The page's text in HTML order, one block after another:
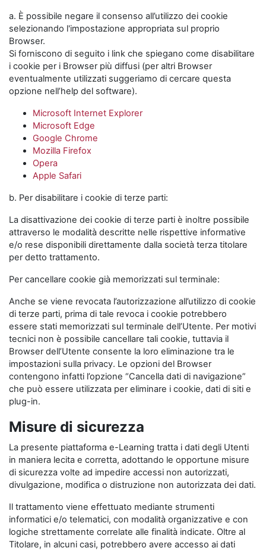
a. È possibile negare il consenso all’utilizzo dei cookie
selezionando l'impostazione appropriata sul proprio
Browser.
Si forniscono di seguito i link che spiegano come disabilitare
i cookie per i Browser più diffusi (per altri Browser
eventualmente utilizzati suggeriamo di cercare questa
opzione nell’help del software).
Microsoft Internet Explorer
Microsoft Edge
Google Chrome
Mozilla Firefox
Opera
Apple Safari
b. Per disabilitare i cookie di terze parti:
La disattivazione dei cookie di terze parti è inoltre possibile
attraverso le modalità descritte nelle rispettive informative
e/o rese disponibili direttamente dalla società terza titolare
per detto trattamento.
Per cancellare cookie già memorizzati sul terminale:
Anche se viene revocata l’autorizzazione all’utilizzo di cookie
di terze parti, prima di tale revoca i cookie potrebbero
essere stati memorizzati sul terminale dell’Utente. Per motivi
tecnici non è possibile cancellare tali cookie, tuttavia il
Browser dell’Utente consente la loro eliminazione tra le
impostazioni sulla privacy. Le opzioni del Browser
contengono infatti l’opzione “Cancella dati di navigazione”
che può essere utilizzata per eliminare i cookie, dati di siti e
plug-in.
Misure di sicurezza
La presente piattaforma e-Learning tratta i dati degli Utenti
in maniera lecita e corretta, adottando le opportune misure
di sicurezza volte ad impedire accessi non autorizzati,
divulgazione, modifica o distruzione non autorizzata dei dati.
Il trattamento viene effettuato mediante strumenti
informatici e/o telematici, con modalità organizzative e con
logiche strettamente correlate alle finalità indicate. Oltre al
Titolare, in alcuni casi, potrebbero avere accesso ai dati